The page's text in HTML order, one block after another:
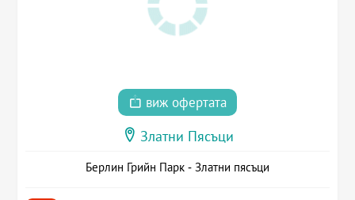
виж офертата
Златни Пясъци
Берлин Грийн Парк - Златни пясъци